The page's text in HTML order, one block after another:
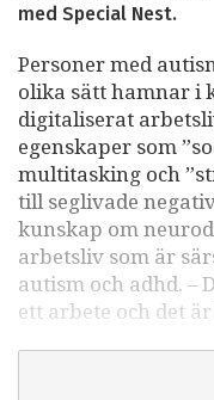
med Special Nest.
Personer med
olika sätt hamnar i
digitaliserat
egenskaper som
multitasking och
till seglivade
kunskap om
arbetsliv som är
autism och adhd. –
ett arbete och det är